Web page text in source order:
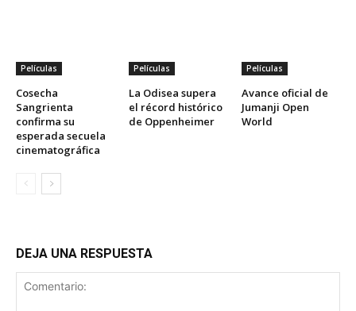
Películas
Cosecha
Sangrienta
confirma su
esperada secuela
cinematográfica
Películas
La Odisea supera
el récord histórico
de Oppenheimer
Películas
Avance oficial de
Jumanji Open
World
DEJA UNA RESPUESTA